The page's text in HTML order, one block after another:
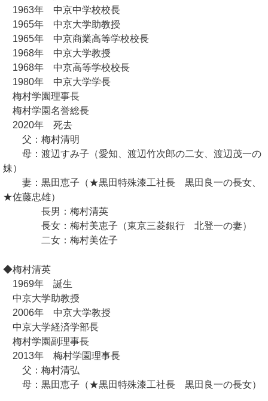
1963年 中京中学校校長
1965年 中京大学助教授
1965年 中京商業高等学校校長
1968年 中京大学教授
1968年 中京高等学校校長
1980年 中京大学学長
梅村学園理事長
梅村学園名誉総長
2020年 死去
父：梅村清明
母：渡辺すみ子（愛知、渡辺竹次郎の二女、渡辺茂一の
妹）
妻：黒田恵子（★黒田特殊漆工社長 黒田良一の長女、
★佐藤忠雄）
長男：梅村清英
長女：梅村美恵子（東京三菱銀行 北登一の妻）
二女：梅村美佐子
◆梅村清英
1969年 誕生
中京大学助教授
2006年 中京大学教授
中京大学経済学部長
梅村学園副理事長
2013年 梅村学園理事長
父：梅村清弘
母：黒田恵子（★黒田特殊漆工社長 黒田良一の長女）